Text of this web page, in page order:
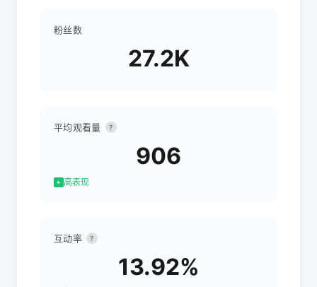
粉丝数
27.2K
平均观看量 ?
906
高表现
互动率 ?
13.92%